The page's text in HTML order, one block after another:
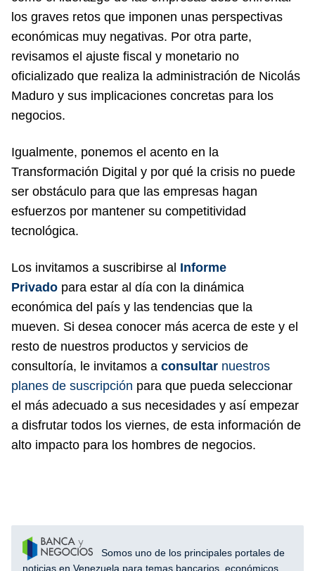
los graves retos que imponen unas perspectivas
económicas muy negativas. Por otra parte,
revisamos el ajuste fiscal y monetario no
oficializado que realiza la administración de Nicolás
Maduro y sus implicaciones concretas para los
negocios.
Igualmente, ponemos el acento en la
Transformación Digital y por qué la crisis no puede
ser obstáculo para que las empresas hagan
esfuerzos por mantener su competitividad
tecnológica.
Los invitamos a suscribirse al Informe
Privado para estar al día con la dinámica
económica del país y las tendencias que la
mueven. Si desea conocer más acerca de este y el
resto de nuestros productos y servicios de
consultoría, le invitamos a consultar nuestros
planes de suscripción para que pueda seleccionar
el más adecuado a sus necesidades y así empezar
a disfrutar todos los viernes, de esta información de
alto impacto para los hombres de negocios.
Somos uno de los principales portales de
noticias en Venezuela para temas bancarios, económicos,